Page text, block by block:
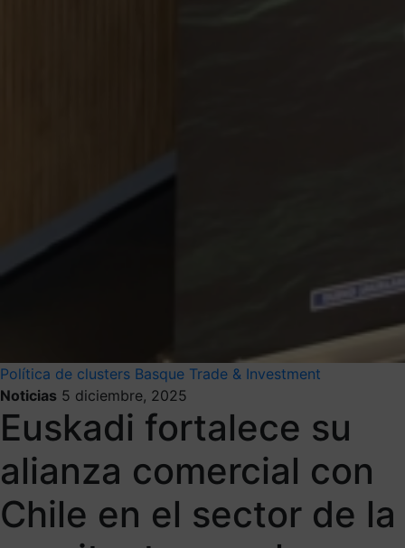
Política de clusters Basque Trade & Investment
Noticias 5 diciembre, 2025
Euskadi fortalece su
alianza comercial con
Chile en el sector de la